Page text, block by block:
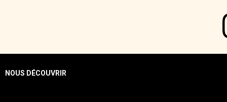
NOUS DÉCOUVRIR